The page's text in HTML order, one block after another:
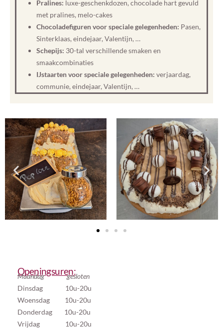
Pralines: luxe-geschenkdozen, chocolade hart gevuld
met pralines, melo-cakes
Chocoladefiguren voor speciale gelegenheden: Pasen,
Sinterklaas, eindejaar, Valentijn, …
Schepijs: 30-tal verschillende smaken en
smaakcombinaties
IJstaarten voor speciale gelegenheden: verjaardag,
communie, eindejaar, Valentijn, …
Openingsuren:
Maandag gesloten
Dinsdag 10u-20u
Woensdag 10u-20u
Donderdag 10u-20u
Vrijdag 10u-20u